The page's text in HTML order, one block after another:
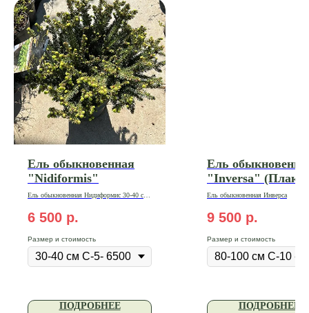
Ель обыкновенная
"Nidiformis"
Ель обыкновенная Нидиформис 30-40 см
6 500 р.
Размер и стоимость
ПОДРОБНЕЕ
Ель
"Inversa"
Ель обыкновенная Инверса
9 500 р.
Размер и стоимость
ПОДРОБНЕЕ